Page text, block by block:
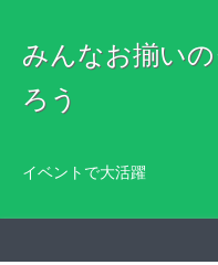
みんなお揃い
ろう
イベントで大活躍